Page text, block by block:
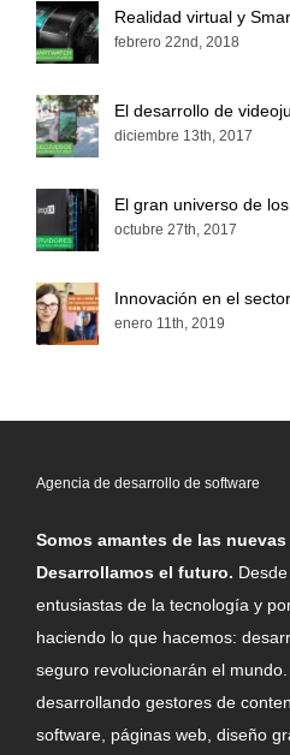
Realidad virtual y
febrero 22nd, 2018
El desarrollo de
diciembre 13th, 2017
El gran universo de
octubre 27th, 2017
Innovación en el
enero 11th, 2019
Agencia de desarrollo de software
Somos amantes de las
Desarrollamos el futuro.
entusiastas de la tecnología y
haciendo lo que hacemos:
seguro revolucionarán el
desarrollando gestores de
software, páginas web, diseño